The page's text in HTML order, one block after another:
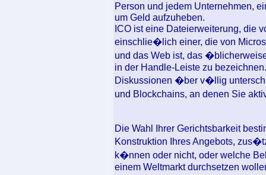
Person und jedem Unternehmen,
um Geld aufzuheben.
ICO ist eine Dateierweiterung, die
einschlie�lich einer, die von
und das Web ist, das
in der Handle-Leiste zu
Diskussionen �ber v�llig
und Blockchains, an denen Sie
Die Wahl Ihrer Gerichtsbarkeit
Konstruktion Ihres Angebots,
k�nnen oder nicht, oder welche
einem Weltmarkt durchsetzen